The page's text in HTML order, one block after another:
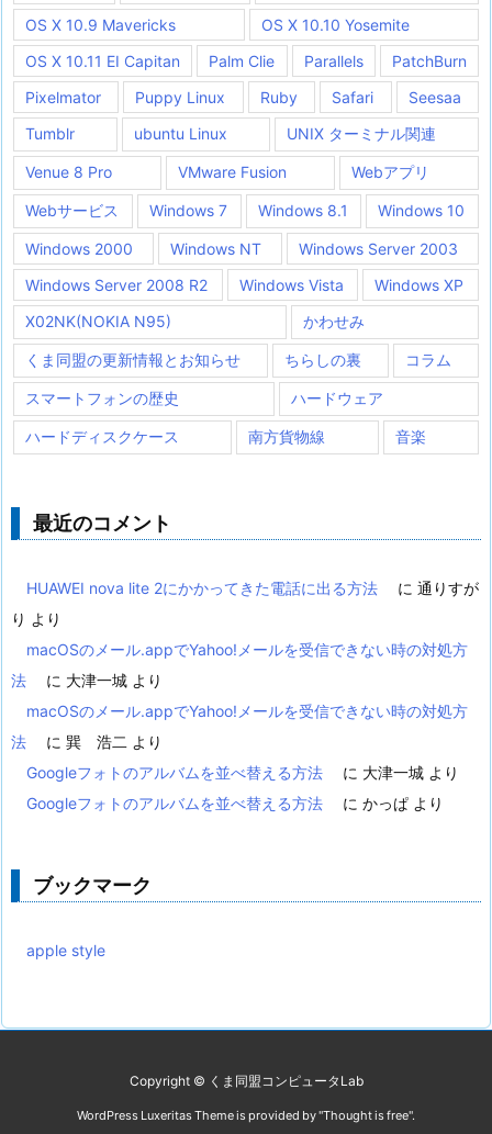
OS X 10.9 Mavericks
OS X 10.10 Yosemite
OS X 10.11 EI Capitan
Palm Clie Parallels
PatchBurn
Pixelmator
Puppy Linux Ruby Safari
Seesaa
Tumblr
ubuntu Linux UNIX ターミナル関連
Venue 8 Pro VMware Fusion Webアプリ
Webサービス Windows 7 Windows 8.1 Windows 10
Windows 2000 Windows NT
Windows Server 2003
Windows Server 2008 R2
Windows Vista
Windows XP
X02NK(NOKIA N95)
かわせみ
くま同盟の更新情報とお知らせ ちらしの裏 コラム
スマートフォンの歴史 ハードウェア
ハードディスクケース 南方貨物線 音楽
最近のコメント
HUAWEI nova lite 2にかかってきた電話に出る方法 に 通りすが
り より
macOSのメール.appでYahoo!メールを受信できない時の対処方
法
に 大津一城 より
macOSのメール.appでYahoo!メールを受信できない時の対処方
法
に 巽 浩二 より
Googleフォトのアルバムを並べ替える方法
に 大津一城 より
Googleフォトのアルバムを並べ替える方法
に かっぱ より
ブックマーク
apple style
Copyright © くま同盟コンピュータLab
WordPress Luxeritas Theme is provided by "Thought is free".